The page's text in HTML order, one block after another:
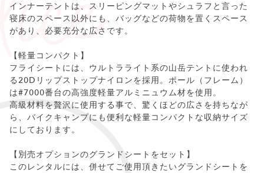
インナーテントは、スリーピングマットやシュラフと言った
寝床のスペース以外にも、バッグなどの荷物を置くスペース
があり、必要充分な広さです。
【軽量コンパクト】
フライシートには、ウルトラライト系の山岳テントに使われ
る20Dリップストップナイロンを採用。ポール（フレーム）
は#7000番台の高強度軽量アルミニュウム材を使用。
高級材料を贅沢に使用する事で、驚くほどの広さを持ちなが
ら、バイクキャンプにも便利な軽量コンパクトな収納サイズ
にしております。
【別売オプションのグランドシートをセット】
このレンタルには、併せてご使用頂きたいグランドシートを